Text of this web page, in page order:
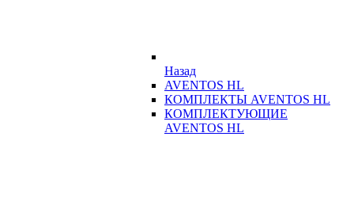
Назад
AVENTOS HL
КОМПЛЕКТЫ AVENTOS HL
КОМПЛЕКТУЮЩИЕ
AVENTOS HL